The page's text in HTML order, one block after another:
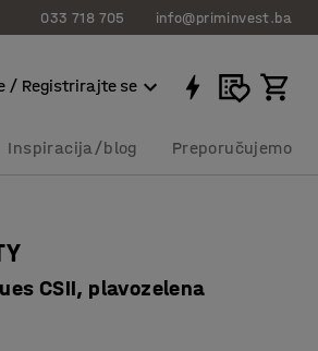
033 718 705 info@priminvest.ba
/ Registrirajte se
Inspiracija/blog Preporučujemo
CSII, plavozelena